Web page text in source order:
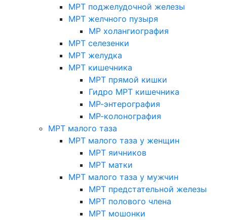
МРТ поджелудочной железы
МРТ желчного пузыря
МР холангиография
МРТ селезенки
МРТ желудка
МРТ кишечника
МРТ прямой кишки
Гидро МРТ кишечника
МР-энтерография
МР-колонография
МРТ малого таза
МРТ малого таза у женщин
МРТ яичников
МРТ матки
МРТ малого таза у мужчин
МРТ предстательной железы
МРТ полового члена
МРТ мошонки